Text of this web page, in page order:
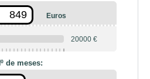
Euros
20000 €
de meses: